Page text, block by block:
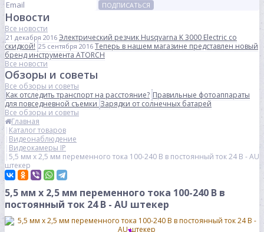
ПОДПИСАТЬСЯ
Новости
Все новости
21 декабря 2016 Электрический резчик Husqvarna K 3000 Electric со
скидкой! 25 сентября 2016 Теперь в нашем магазине представлен новый
бренд инструмента ATORCH
Все новости
Обзоры и советы
Все обзоры и советы
Как отследить транспорт на расстояние? Правильные фотоаппараты
для повседневной съемкиЗарядки от солнечных батарей
Все обзоры и советы
Главная
Каталог товаров
Видеонаблюдение
Видеокамеры IP
5,5 мм х 2,5 мм переменного тока 100-240 В в постоянный ток 24 В - AU
штекер
5,5 мм х 2,5 мм переменного тока 100-240 В в
постоянный ток 24 В - AU штекер